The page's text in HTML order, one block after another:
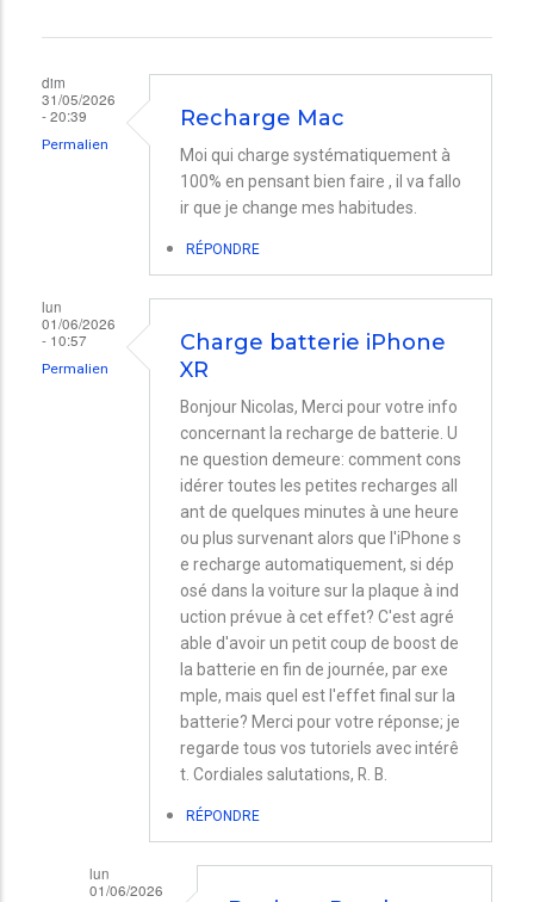
dim
31/05/2026
- 20:39
Permalien
Recharge Mac
Moi qui charge systématiquement à
100% en pensant bien faire , il va fallo
ir que je change mes habitudes.
RÉPONDRE
lun
01/06/2026
- 10:57
Permalien
Charge batterie iPhone
XR
Bonjour Nicolas, Merci pour votre info
concernant la recharge de batterie. U
ne question demeure: comment cons
idérer toutes les petites recharges all
ant de quelques minutes à une heure
ou plus survenant alors que l'iPhone s
e recharge automatiquement, si dép
osé dans la voiture sur la plaque à ind
uction prévue à cet effet? C'est agré
able d'avoir un petit coup de boost de
la batterie en fin de journée, par exe
mple, mais quel est l'effet final sur la
batterie? Merci pour votre réponse; je
regarde tous vos tutoriels avec intérê
t. Cordiales salutations, R. B.
RÉPONDRE
lun
01/06/2026